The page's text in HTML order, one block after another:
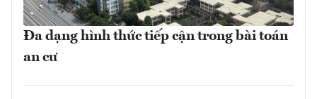
Đa dạng hình thức tiếp cận trong bài toán
an cư